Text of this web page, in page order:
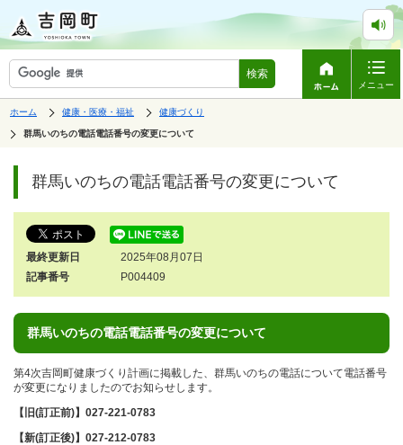
検索
メニュー
表
ペ
ジ
ホーム
の
中
の
健康・医療・福祉
の
中
の
健康づくり
の
群馬いのちの電話電話番号の変更について
す。
ジ
の
す。
群馬いのちの電話電話番号の変更について
最終更新日
2025年08月07日
記事番号
P004409
群馬いのちの電話電話番号の変更について
第4次吉岡町健康づくり計画に掲載した、群馬いのちの電話について電話番号
が変更になりましたのでお知らせします。
【旧(訂正前)】027-221-0783
【新(訂正後)】027-212-0783